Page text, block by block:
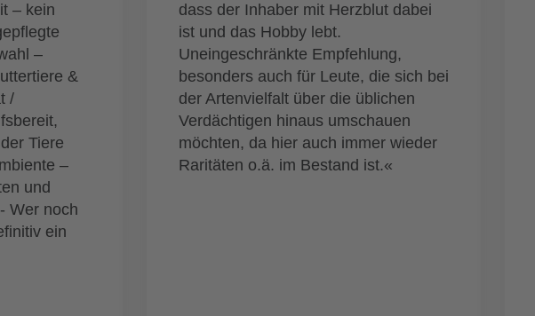
– kein
–
&
/
Tiere
–
und
Wer noch
ein
dass der Inhaber mit Herzblut dabei
ist und das Hobby lebt.
Uneingeschränkte Empfehlung,
besonders auch für Leute, die sich bei
der Artenvielfalt über die üblichen
Verdächtigen hinaus umschauen
möchten, da hier auch immer wieder
Raritäten o.ä. im Bestand ist.«